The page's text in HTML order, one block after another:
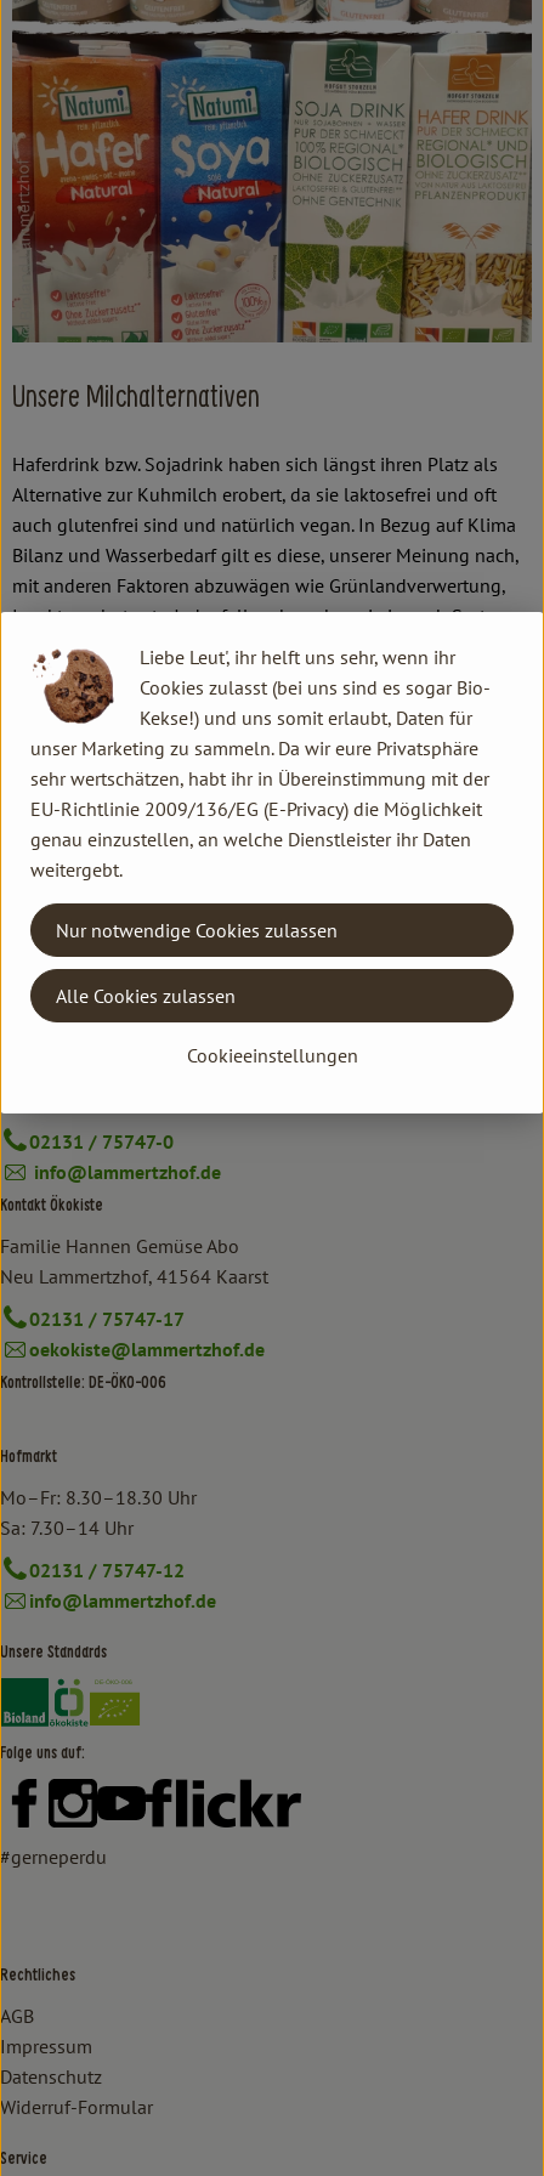
Kochen & Backen
Süß & Pikant
Getränke
Haushalt
Einkaufen
Über uns
Unsere Milchalternativen
Haferdrink bzw. Sojadrink haben sich längst ihren Platz als
Alternative zur Kuhmilch erobert, da sie laktosefrei und oft
auch glutenfrei sind und natürlich vegan. In Bezug auf Klima
Bilanz und Wasserbedarf gilt es diese, unserer Meinung nach,
mit anderen Faktoren abzuwägen wie Grünlandverwertung,
Insektenschutz etc. Jedenfalls schmecken sie je nach Sorte
nussig oder leicht süß und die Drinks eignen sich
hervorragend zum Trinken, zum Verfeinern von Kaffee oder
Smoothies sowie zum Kochen und Backen.
Kürzlich wurde in der Sendung mit der Mauswird erklärt, wie
Haferdrink hergestellt wird. Was viele vielleicht nicht wussten,
dieMaus hat früher auch bei uns gedreht.Und zwar durfte
Sojadrink früher auch Sojamilch heißen (gilt jetzt aber nur
noch für gemolkene Milch). Wir hatten einige Jahre
Sojabohnen angebaut (bzw. es versucht) und der Dreh fand in
unserer Küche statt. Unsere Kinder fanden Ralph super nett!
02131 / 75747-0
info@lammertzhof.de
Kontakt Ökokiste
Familie Hannen Gemüse Abo
Neu Lammertzhof, 41564 Kaarst
02131 / 75747-17
oekokiste@lammertzhof.de
Kontrollstelle: DE-ÖKO-006
Hofmarkt
Mo–Fr: 8.30–18.30 Uhr
Sa: 7.30–14 Uhr
02131 / 75747-12
info@lammertzhof.de
Unsere Standards
Externer Link zu https://www.bioland.de/verbraucher
Externer Link zu https://www.oekokiste.de/
Folge uns auf:
Externer Link zu https://www.facebook.com/lammertzhof/
Externer Link zu https://www.instagram.com/
Externer Link zu https://www.youtube.com/
Externer Link zu https://
#gerneperdu
Rechtliches
AGB
Impressum
Datenschutz
Widerruf-Formular
Service
Liebe Leut', ihr helft uns sehr, wenn ihr
Cookies zulasst (bei uns sind es sogar Bio-
Kekse!) und uns somit erlaubt, Daten für
unser Marketing zu sammeln. Da wir eure Privatsphäre
sehr wertschätzen, habt ihr in Übereinstimmung mit der
EU-Richtlinie 2009/136/EG (E-Privacy) die Möglichkeit
genau einzustellen, an welche Dienstleister ihr Daten
weitergebt.
Cookieeinstellungen
Nur notwendige Cookies zulassen
Alle Cookies zulassen